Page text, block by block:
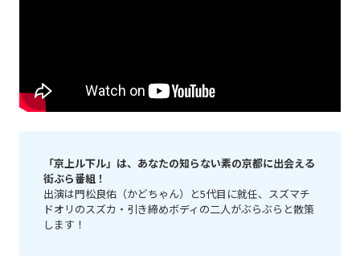
「京上ル下ル」は、あなたの知らない素の京都に出会える
街ぶら番組！
出演は門松良佑（かどちゃん）と5代目に就任、スズマチ
ドオリのスズカ・引き締めボディの二人がぶらぶらと散策
します！